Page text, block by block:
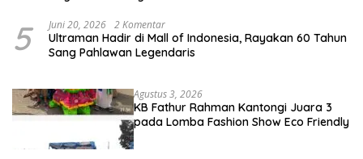
5 Juni 20, 2026 2 Komentar
Ultraman Hadir di Mall of Indonesia, Rayakan 60 Tahun
Sang Pahlawan Legendaris
Agustus 3, 2026
KB Fathur Rahman Kantongi Juara 3
pada Lomba Fashion Show Eco Friendly